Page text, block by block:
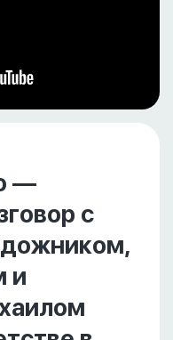
—
с
и